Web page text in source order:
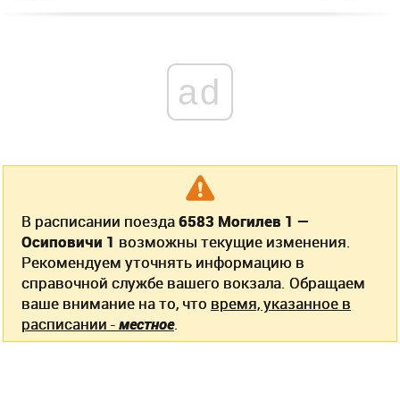
ad
В расписании поезда6583 Могилев 1 —
Осиповичи 1 возможны текущие изменения.
Рекомендуем уточнять информацию в
справочной службе вашего вокзала. Обращаем
ваше внимание на то, что время, указанное в
расписании -местное.